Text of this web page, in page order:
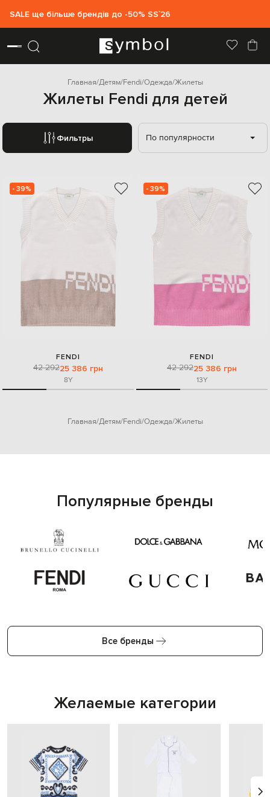
SALE ще більше брендів до -50% SS`26
Главная Детям Fendi Одежда Жилеты
Жилеты Fendi для детей
Фильтры По популярности
- 39%
FENDI
42 29225 386 грн
8Y
- 39%
FENDI
42 29225 386 грн
13Y
Главная Детям Fendi Одежда Жилеты
Популярные бренды
Все бренды
Желаемые категории